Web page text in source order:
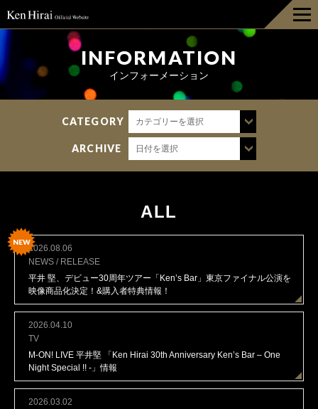
INFORMATION
DISCOGRAPHY
GOODS
FAN CLUB
MAIL MAGAZINE
CONTACT
INFORMATION
インフォーメーション
CATEGORY カテゴリーを選択
ARCHIVE 日付を選択
ALL
NEW
2026.08.06
NEWS / RELEASE
平井 堅、デビュー30周年ツアー「Ken’s Bar」東京ファイナル公演を
映像商品化決定！&購入者特典情報！
2026.04.10
TV
M-ON! LIVE 平井堅 「Ken Hirai 30th Anniversary Ken’s Bar – One
Night Special !! -」情報
2026.03.02